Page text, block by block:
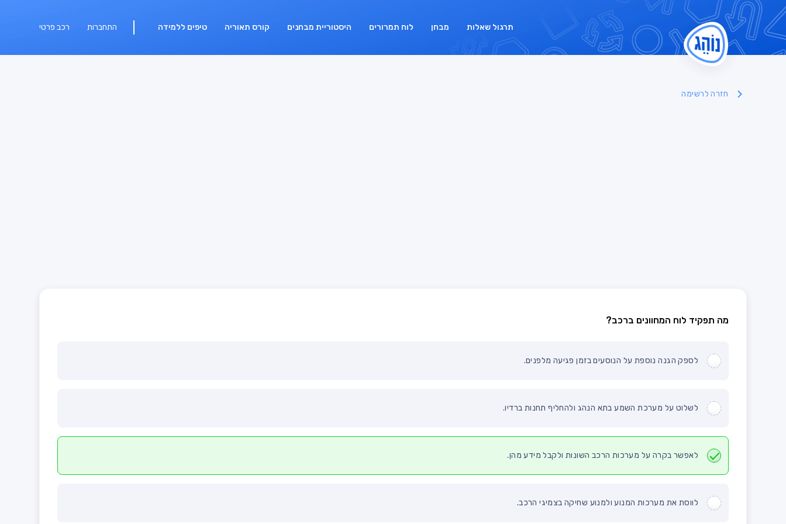
רכב פרטי התחברות תרגול שאלות מבחן לוח תמרורים היסטוריית מבחנים קורס תאוריה טיפים ללמידה
חזרה לרשימה
מה תפקיד לוח המחוונים ברכב?
לספק הגנה נוספת על הנוסעים בזמן פגיעה מלפנים.
לשלוט על מערכת השמע בתא הנהג ולהחליף תחנות ברדיו.
לאפשר בקרה על מערכות הרכב השונות ולקבל מידע מהן.
לווסת את מערכות המנוע ולמנוע שחיקה בצמיגי הרכב.